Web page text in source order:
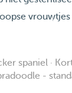
vrouwtjes
spaniel ·
-